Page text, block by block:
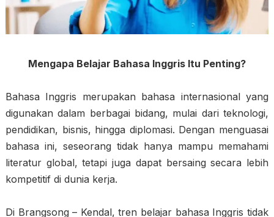
Mengapa Belajar Bahasa Inggris Itu Penting?
Bahasa Inggris merupakan bahasa internasional yang
digunakan dalam berbagai bidang, mulai dari teknologi,
pendidikan, bisnis, hingga diplomasi. Dengan menguasai
bahasa ini, seseorang tidak hanya mampu memahami
literatur global, tetapi juga dapat bersaing secara lebih
kompetitif di dunia kerja.
Di Brangsong – Kendal, tren belajar bahasa Inggris tidak